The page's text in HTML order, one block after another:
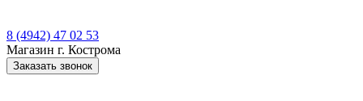
8 (4942) 47 02 53
Магазин г. Кострома
Заказать звонок